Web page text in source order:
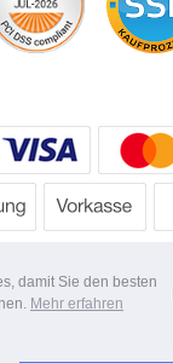
damit Sie den besten
Mehr erfahren
inkl. MwSt. evtl.